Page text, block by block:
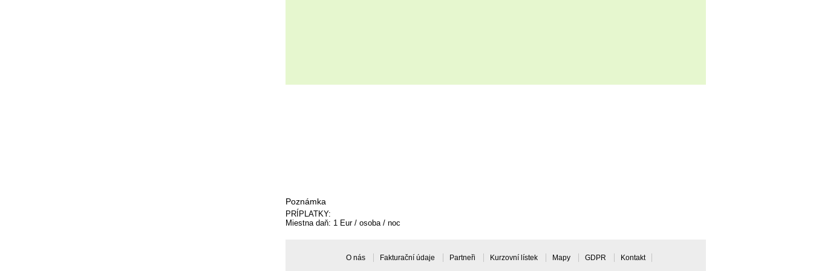
Poznámka
PRÍPLATKY:
Miestna daň: 1 Eur / osoba / noc
O nás Fakturační údaje Partneři Kurzovní lístek Mapy GDPR Kontakt